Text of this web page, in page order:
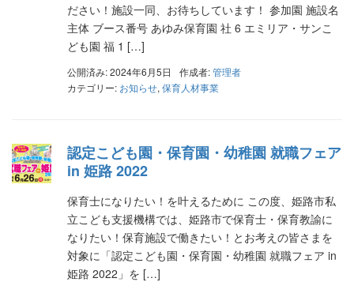
ださい！施設一同、お待ちしています！ 参加園 施設名
主体 ブース番号 あゆみ保育園 社 6 エミリア・サンこ
ども園 福 1 […]
公開済み: 2024年6月5日 作成者:管理者
カテゴリー: お知らせ, 保育人材事業
認定こども園・保育園・幼稚園 就職フェア
in 姫路 2022
保育士になりたい！を叶えるために この度、姫路市私
立こども支援機構では、姫路市で保育士・保育教諭に
なりたい！保育施設で働きたい！とお考えの皆さまを
対象に「認定こども園・保育園・幼稚園 就職フェア in
姫路 2022」を […]